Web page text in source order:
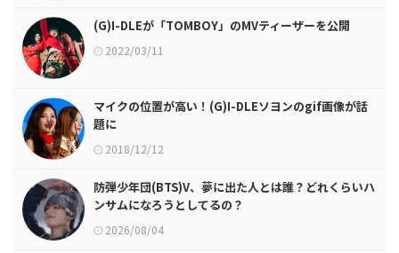
(G)I-DLEが「TOMBOY」のMVティーザーを公開
2022/03/11
マイクの位置が高い！(G)I-DLEソヨンのgif画像が話
題に
2018/12/12
防弾少年団(BTS)V、夢に出た人とは誰？どれくらいハ
ンサムになろうとしてるの？
2026/08/04